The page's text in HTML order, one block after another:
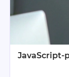
JavaScript-